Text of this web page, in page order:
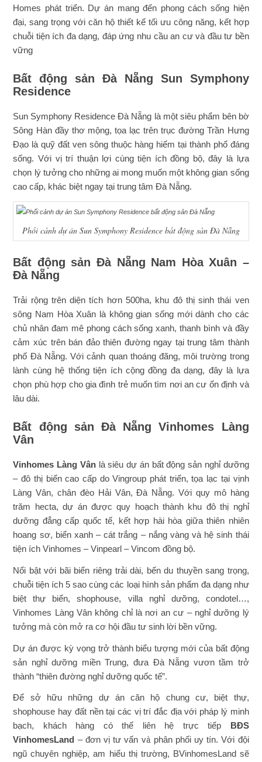
Homes phát triển. Dự án mang đến phong cách sống hiện
đại, sang trọng với căn hộ thiết kế tối ưu công năng, kết hợp
chuỗi tiện ích đa dạng, đáp ứng nhu cầu an cư và đầu tư bền
vững
Bất động sản Đà Nẵng Sun Symphony
Residence
Sun Symphony Residence Đà Nẵng là một siêu phẩm bên bờ
Sông Hàn đầy thơ mộng, tọa lạc trên trục đường Trần Hưng
Đạo là quỹ đất ven sông thuộc hàng hiếm tại thành phố đáng
sống. Với vị trí thuận lợi cùng tiện ích đồng bộ, đây là lựa
chọn lý tưởng cho những ai mong muốn một không gian sống
cao cấp, khác biệt ngay tại trung tâm Đà Nẵng.
Phối cảnh dự án Sun Symphony Residence bất động sản Đà Nẵng
Bất động sản Đà Nẵng Nam Hòa Xuân –
Đà Nẵng
Trải rộng trên diện tích hơn 500ha, khu đô thị sinh thái ven
sông Nam Hòa Xuân là không gian sống mới dành cho các
chủ nhân đam mê phong cách sống xanh, thanh bình và đầy
cảm xúc trên bán đảo thiên đường ngay tại trung tâm thành
phố Đà Nẵng. Với cảnh quan thoáng đãng, môi trường trong
lành cùng hệ thống tiện ích cộng đồng đa dạng, đây là lựa
chọn phù hợp cho gia đình trẻ muốn tìm nơi an cư ổn định và
lâu dài.
Bất động sản Đà Nẵng Vinhomes Làng
Vân
Vinhomes Làng Vân là siêu dự án bất động sản nghỉ dưỡng
– đô thị biển cao cấp do Vingroup phát triển, tọa lạc tại vịnh
Làng Vân, chân đèo Hải Vân, Đà Nẵng. Với quy mô hàng
trăm hecta, dự án được quy hoạch thành khu đô thị nghỉ
dưỡng đẳng cấp quốc tế, kết hợp hài hòa giữa thiên nhiên
hoang sơ, biển xanh – cát trắng – nắng vàng và hệ sinh thái
tiện ích Vinhomes – Vinpearl – Vincom đồng bộ.
Nổi bật với bãi biển riêng trải dài, bến du thuyền sang trọng,
chuỗi tiện ích 5 sao cùng các loại hình sản phẩm đa dạng như
biệt thự biển, shophouse, villa nghỉ dưỡng, condotel…,
Vinhomes Làng Vân không chỉ là nơi an cư – nghỉ dưỡng lý
tưởng mà còn mở ra cơ hội đầu tư sinh lời bền vững.
Dự án được kỳ vọng trở thành biểu tượng mới của bất động
sản nghỉ dưỡng miền Trung, đưa Đà Nẵng vươn tầm trở
thành “thiên đường nghỉ dưỡng quốc tế”.
Để sở hữu những dự án căn hộ chung cư, biệt thự,
shophouse hay đất nền tại các vị trí đắc địa với pháp lý minh
bạch, khách hàng có thể liên hệ trực tiếp BĐS
VinhomesLand – đơn vị tư vấn và phân phối uy tín. Với đội
ngũ chuyên nghiệp, am hiểu thị trường, BVinhomesLand sẽ